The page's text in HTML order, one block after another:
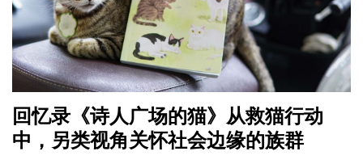
回忆录《诗人广场的猫》从救猫行动
中，另类视角关怀社会边缘的族群